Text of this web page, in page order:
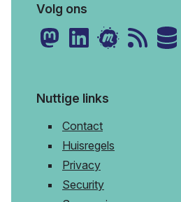
Volg ons
Nuttige links
Contact
Huisregels
Privacy
Security